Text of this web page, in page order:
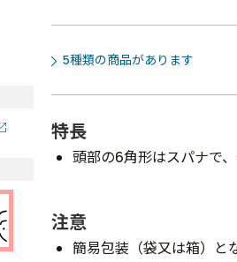
5種類の商品があります
特長
頭部の6角形はスパナで
注意
簡易包装（袋又は箱）と